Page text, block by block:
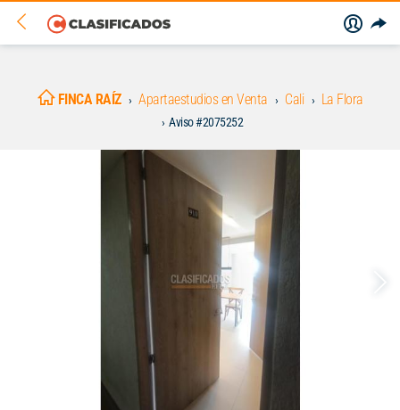
FINCA RAÍZ Apartaestudios en Venta Cali La Flora
Aviso #2075252